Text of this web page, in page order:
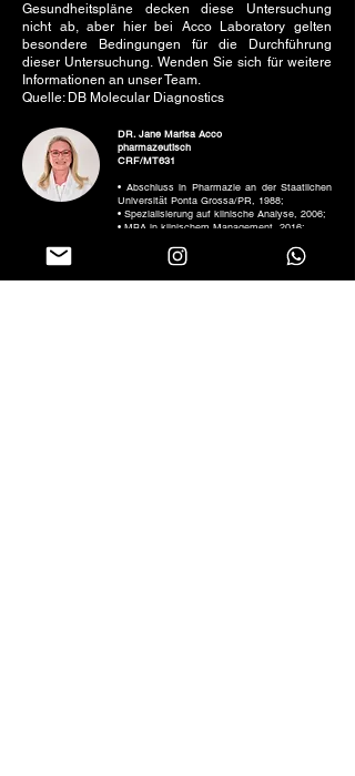
Gesundheitspläne decken diese Untersuchung
nicht ab, aber hier bei Acco Laboratory gelten
besondere Bedingungen für die Durchführung
dieser Untersuchung. Wenden Sie sich für weitere
Informationen an unser Team.
Quelle: DB Molecular Diagnostics
DR. Jane Marisa Acco
pharmazeutisch
CRF/MT631
• Abschluss in Pharmazie an der Staatlichen
Universität Ponta Grossa/PR, 1988;
• Spezialisierung auf klinische Analyse, 2006;
• MBA in klinischem Management, 2016;
UNIC – Cuiabá, 2021;
• Nachdiplomstudium in Klinik- und
Büromanagement am Instituto de Ensino